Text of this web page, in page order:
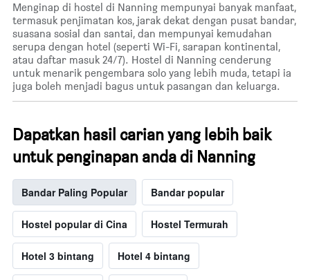
Menginap di hostel di Nanning mempunyai banyak manfaat,
termasuk penjimatan kos, jarak dekat dengan pusat bandar,
suasana sosial dan santai, dan mempunyai kemudahan
serupa dengan hotel (seperti Wi-Fi, sarapan kontinental,
atau daftar masuk 24/7). Hostel di Nanning cenderung
untuk menarik pengembara solo yang lebih muda, tetapi ia
juga boleh menjadi bagus untuk pasangan dan keluarga.
Dapatkan hasil carian yang lebih baik
untuk penginapan anda di Nanning
Bandar Paling Popular Bandar popular
Hostel popular di Cina Hostel Termurah
Hotel 3 bintang Hotel 4 bintang